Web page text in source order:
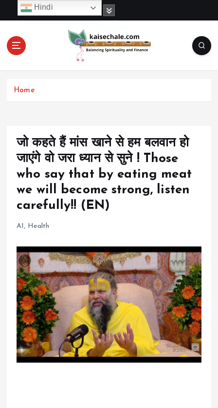
c
Home
जो कहते हैं मांस खाने से हम बलवान हो
जाएंगे वो जरा ध्यान से सुने ! Those
who say that by eating meat
we will become strong, listen
carefully!! (EN)
AI, Health
Hindi